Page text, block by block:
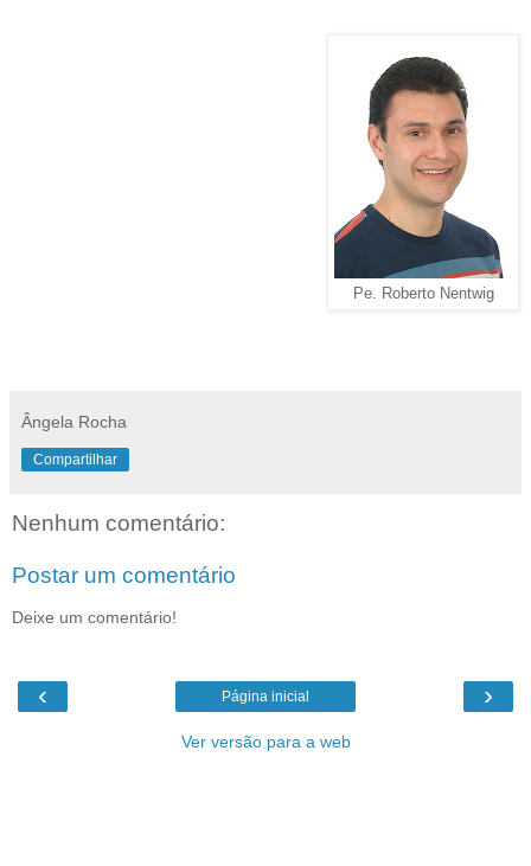
Pe. Roberto Nentwig
Ângela Rocha
Compartilhar
Nenhum comentário:
Postar um comentário
Deixe um comentário!
‹ ›
Página inicial
Ver versão para a web